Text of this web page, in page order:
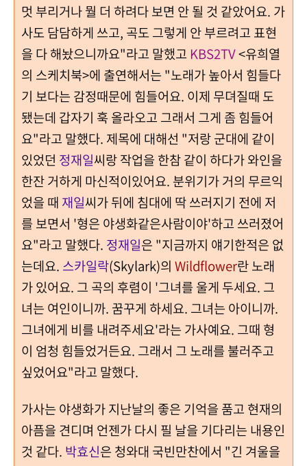
멋 부리거나 뭘 더 하려다 보면 안 될 것 같았어요. 가
사도 담담하게 쓰고, 곡도 그렇게 안 부르려고 표현
을 다 해놨으니까요"라고 말했고 KBS2TV<유희열
의 스케치북>에 출연해서는 "노래가 높아서 힘들다
기 보다는 감정때문에 힘들어요. 이제 무뎌질때 도
됐는데 갑자기 훅 올라오고 그래서 그게 좀 힘들어
요"라고 말했다. 제목에 대해선 "저랑 군대에 같이
있었던 정재일씨랑 작업을 한참 같이 하다가 와인을
한잔 거하게 마신적이있어요. 분위기가 거의 무르익
었을 때 재일씨가 뒤에 침대에 딱 쓰러지기 전에 저
를 보면서 '형은 야생화같은사람이야'하고 쓰러졌어
요"라고 말했다. 정재일은 "지금까지 얘기한적은 없
는데요. 스카일락(Skylark)의 Wildflower란 노래
가 있어요. 그 곡의 후렴이 '그녀를 울게 두세요. 그
녀는 여인이니까. 꿈꾸게 하세요. 그녀는 아이니까.
그녀에게 비를 내려주세요'라는 가사예요. 그때 형
이 엄청 힘들었거든요. 그래서 그 노래를 불러주고
싶었어요"라고 말했다.
가사는 야생화가 지난날의 좋은 기억을 품고 현재의
아픔을 견디며 언젠가 다시 필 날을 기다리는 내용인
것 같다. 박효신은 청와대 국빈만찬에서 "긴 겨울을